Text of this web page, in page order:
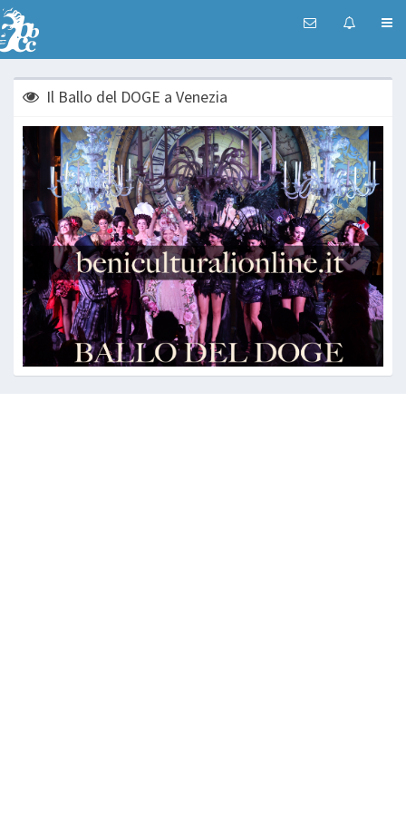
Il Ballo del DOGE a Venezia